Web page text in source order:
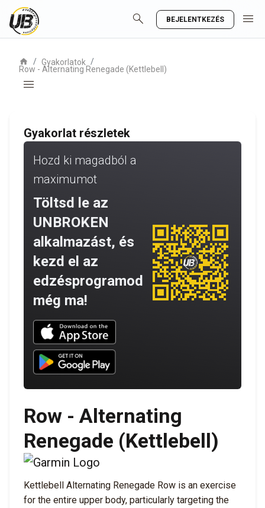
search BEJELENTKEZÉS menu
home / Gyakorlatok
/
Row - Alternating Renegade (Kettlebell)
menu
Gyakorlat részletek
Hozd ki magadból a
maximumot
Töltsd le az
UNBROKEN
alkalmazást, és
kezd el az
edzésprogramod
még ma!
Download UNBROKEN on the App Store
Download UNBROKEN on Google Play
Row - Alternating
Renegade (Kettlebell)
Kettlebell Alternating Renegade Row is an exercise
for the entire upper body, particularly targeting the